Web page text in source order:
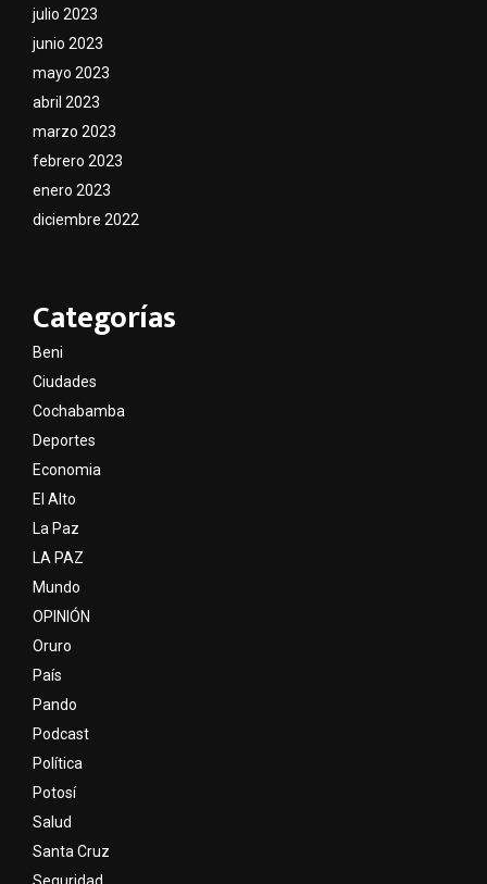
julio 2023
junio 2023
mayo 2023
abril 2023
marzo 2023
febrero 2023
enero 2023
diciembre 2022
Categorías
Beni
Ciudades
Cochabamba
Deportes
Economia
El Alto
La Paz
LA PAZ
Mundo
OPINIÓN
Oruro
País
Pando
Podcast
Política
Potosí
Salud
Santa Cruz